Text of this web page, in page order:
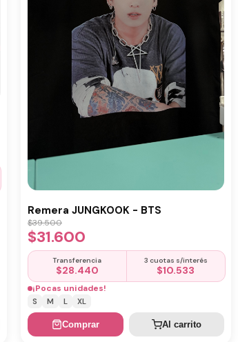
Remera JUNGKOOK - BTS
$39.500
$31.600
Transferencia
$28.440
3 cuotas s/interés
$10.533
¡Pocas unidades!
S M L XL
Comprar Al carrito